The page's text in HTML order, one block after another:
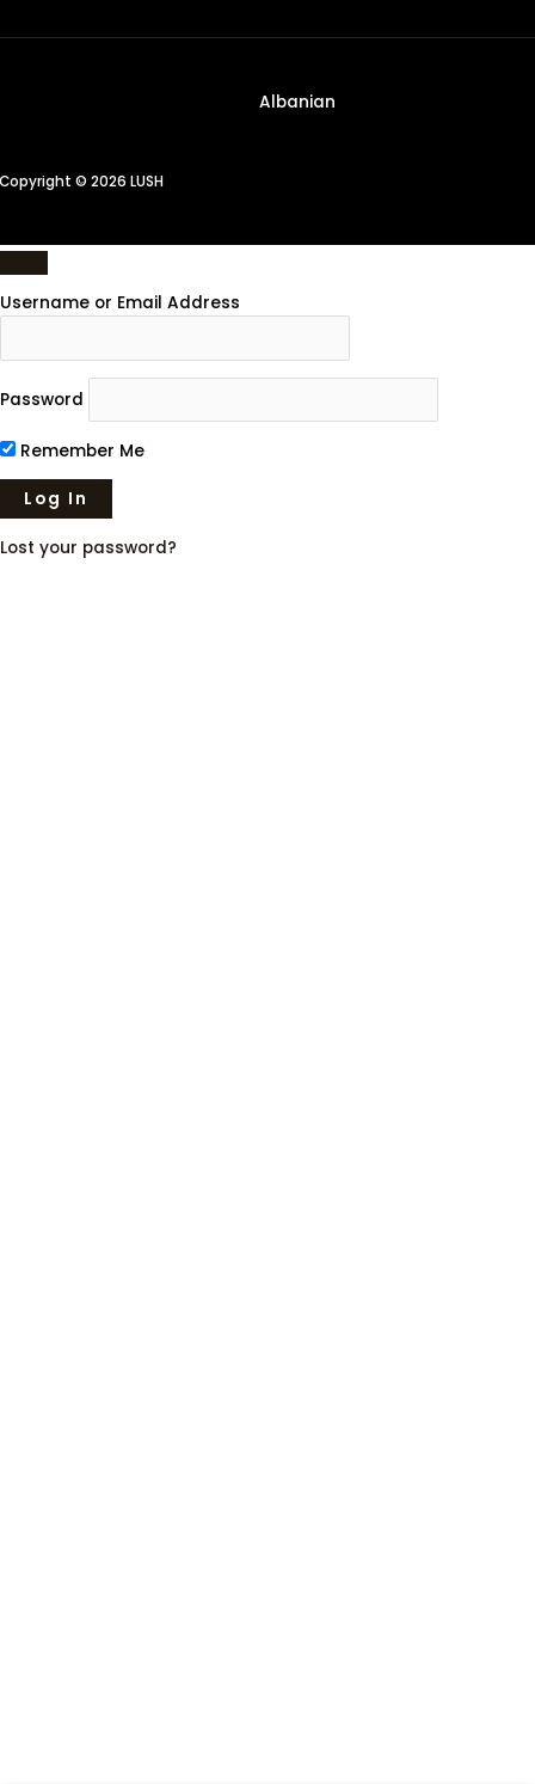
Albanian
Copyright © 2026 LUSH
Username or Email Address
Password
Remember Me
Lost your password?